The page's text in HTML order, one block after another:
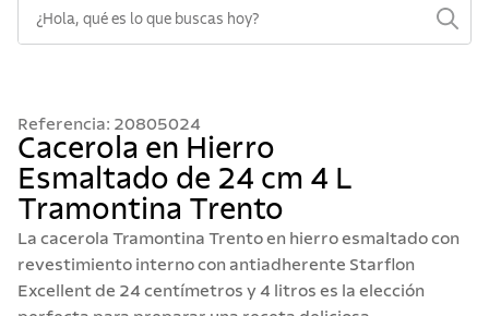
Referencia: 20805024
Cacerola en Hierro
Esmaltado de 24 cm 4 L
Tramontina Trento
La cacerola Tramontina Trento en hierro esmaltado con
revestimiento interno con antiadherente Starflon
Excellent de 24 centímetros y 4 litros es la elección
2.
sarten
3.
cubiertos
4 .
ollas
acero inoxidable
6.
grano